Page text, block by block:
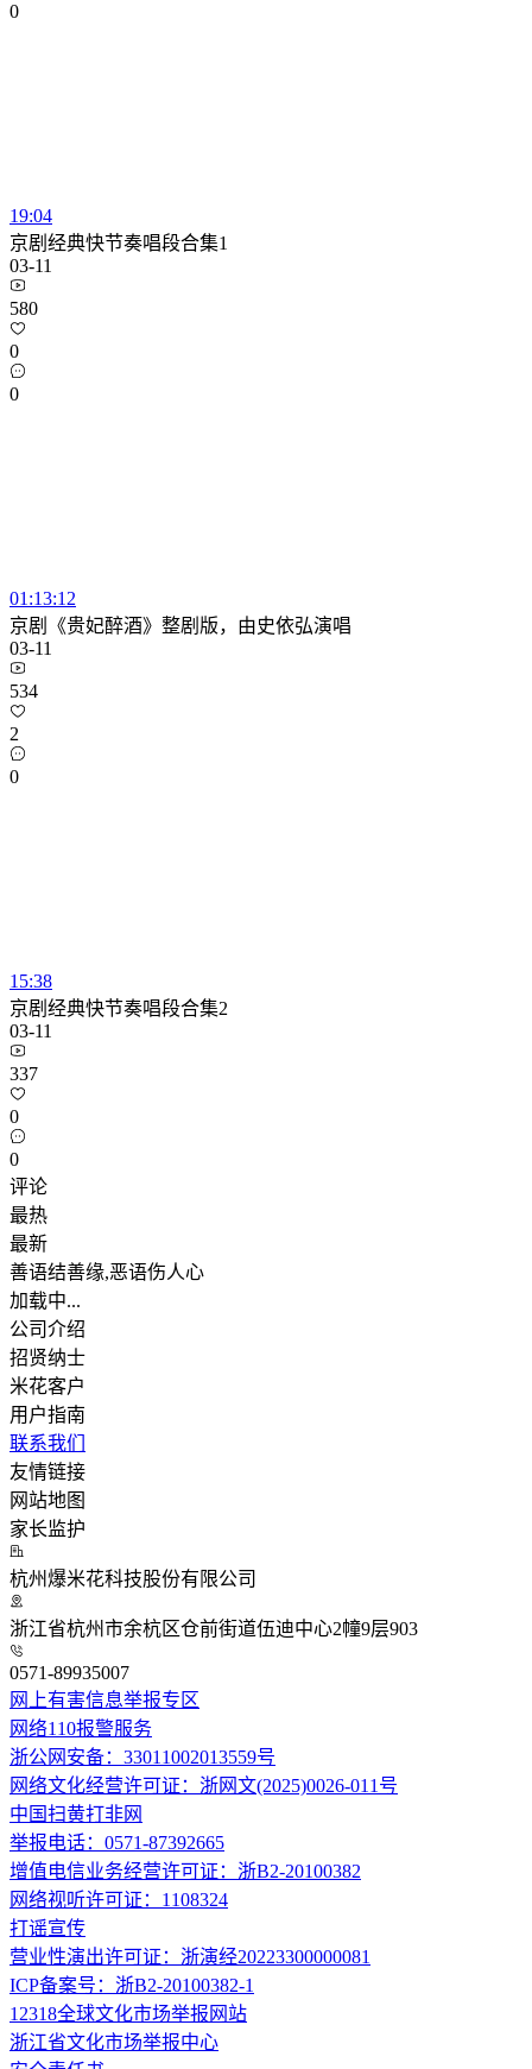
0
19:04
京剧经典快节奏唱段合集1
03-11
580
0
0
01:13:12
京剧《贵妃醉酒》整剧版，由史依弘演唱
03-11
534
2
0
15:38
京剧经典快节奏唱段合集2
03-11
337
0
0
评论
最热
最新
善语结善缘,恶语伤人心
加载中...
公司介绍
招贤纳士
米花客户
用户指南
联系我们
友情链接
网站地图
家长监护
杭州爆米花科技股份有限公司
浙江省杭州市余杭区仓前街道伍迪中心2幢9层903
0571-89935007
网上有害信息举报专区
网络110报警服务
浙公网安备：33011002013559号
网络文化经营许可证：浙网文(2025)0026-011号
中国扫黄打非网
举报电话：0571-87392665
增值电信业务经营许可证：浙B2-20100382
网络视听许可证：1108324
打谣宣传
营业性演出许可证：浙演经20223300000081
ICP备案号：浙B2-20100382-1
12318全球文化市场举报网站
浙江省文化市场举报中心